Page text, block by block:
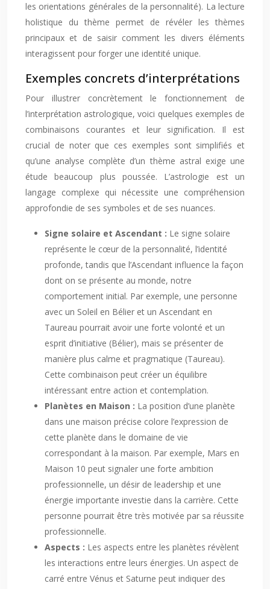
les orientations générales de la personnalité). La lecture
holistique du thème permet de révéler les thèmes
principaux et de saisir comment les divers éléments
interagissent pour forger une identité unique.
Exemples concrets d’interprétations
Pour illustrer concrètement le fonctionnement de
l’interprétation astrologique, voici quelques exemples de
combinaisons courantes et leur signification. Il est
crucial de noter que ces exemples sont simplifiés et
qu’une analyse complète d’un thème astral exige une
étude beaucoup plus poussée. L’astrologie est un
langage complexe qui nécessite une compréhension
approfondie de ses symboles et de ses nuances.
Signe solaire et Ascendant : Le signe solaire
représente le cœur de la personnalité, l’identité
profonde, tandis que l’Ascendant influence la façon
dont on se présente au monde, notre
comportement initial. Par exemple, une personne
avec un Soleil en Bélier et un Ascendant en
Taureau pourrait avoir une forte volonté et un
esprit d’initiative (Bélier), mais se présenter de
manière plus calme et pragmatique (Taureau).
Cette combinaison peut créer un équilibre
intéressant entre action et contemplation.
Planètes en Maison : La position d’une planète
dans une maison précise colore l’expression de
cette planète dans le domaine de vie
correspondant à la maison. Par exemple, Mars en
Maison 10 peut signaler une forte ambition
professionnelle, un désir de leadership et une
énergie importante investie dans la carrière. Cette
personne pourrait être très motivée par sa réussite
professionnelle.
Aspects : Les aspects entre les planètes révèlent
les interactions entre leurs énergies. Un aspect de
carré entre Vénus et Saturne peut indiquer des